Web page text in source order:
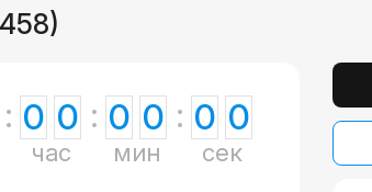
0 0
час
0 0
мин
0 0
сек